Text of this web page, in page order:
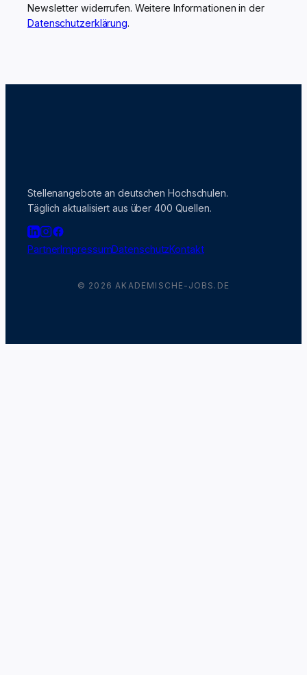
Newsletter widerrufen. Weitere Informationen in der
Datenschutzerklärung.
Stellenangebote an deutschen Hochschulen.
Täglich aktualisiert aus über 400 Quellen.
PartnerImpressumDatenschutzKontakt
© 2026 AKADEMISCHE-JOBS.DE